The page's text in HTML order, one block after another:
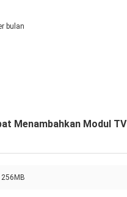
bulan
Menambahkan Modul TV
256MB